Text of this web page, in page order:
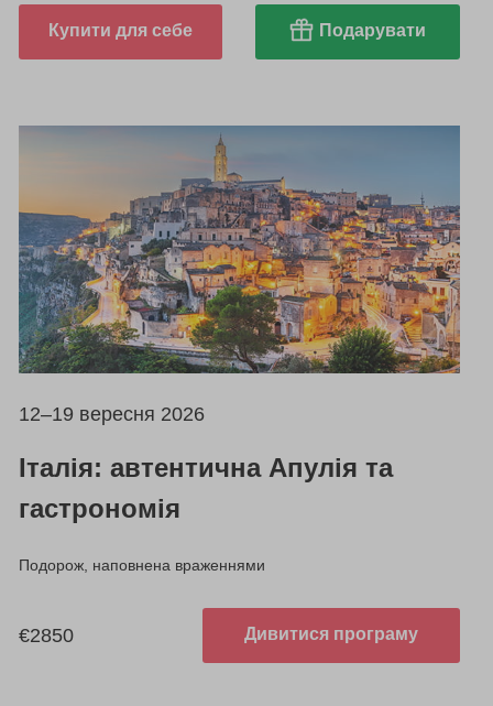
Купити для себе Подарувати
12–19 вересня 2026
Італія: автентична Апулія та
гастрономія
Подорож, наповнена враженнями
€2850 Дивитися програму